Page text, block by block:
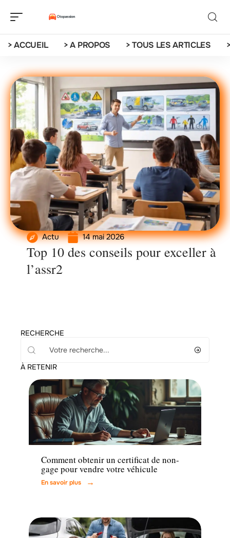
> ACCUEIL > A PROPOS > TOUS LES ARTICLES
Actu 14 mai 2026
Top 10 des conseils pour exceller à
l’assr2
RECHERCHE
À RETENIR
Administratif
Comment obtenir un certificat de non-
gage pour vendre votre véhicule
En savoir plus